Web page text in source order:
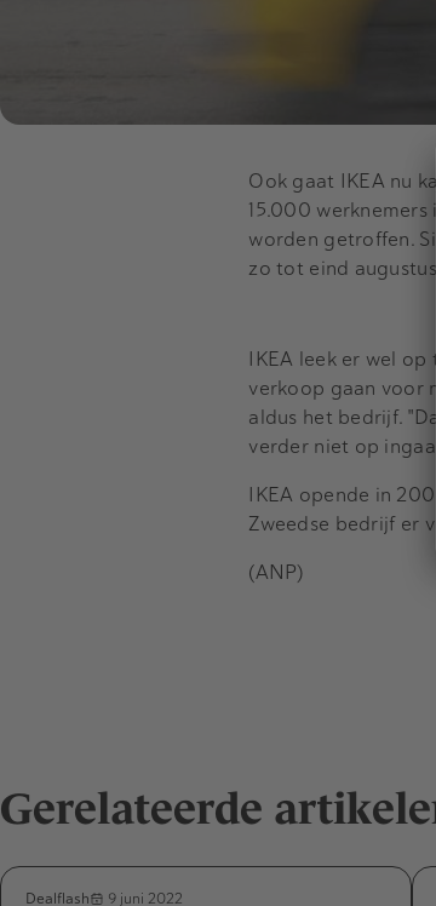
Ook gaat IKEA nu
15.000 werknemers
worden getroffen.
zo tot eind
IKEA leek er wel
verkoop gaan voor
aldus het bedrijf.
verder niet op
IKEA opende in
Zweedse bedrijf er
(ANP)
Gerelateerde
Dealflash 9 juni 2022